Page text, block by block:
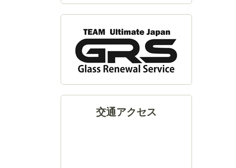
交通アクセス